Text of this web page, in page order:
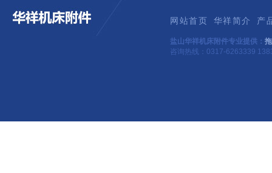
网站首页 华祥简介 产
盐山华祥机床附件专业提供：
咨询热线：0317-6263339